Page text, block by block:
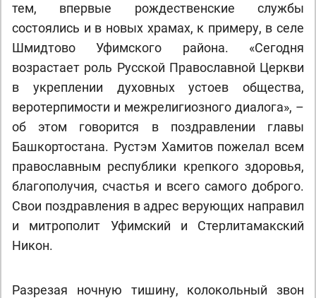
тем, впервые рождественские службы
состоялись и в новых храмах, к примеру, в селе
Шмидтово Уфимского района. «Сегодня
возрастает роль Русской Православной Церкви
в укреплении духовных устоев общества,
веротерпимости и межрелигиозного диалога», –
об этом говорится в поздравлении главы
Башкортостана. Рустэм Хамитов пожелал всем
православным республики крепкого здоровья,
благополучия, счастья и всего самого доброго.
Свои поздравления в адрес верующих направил
и митрополит Уфимский и Стерлитaмакский
Никон.
Разрезая ночную тишину, колокольный звон